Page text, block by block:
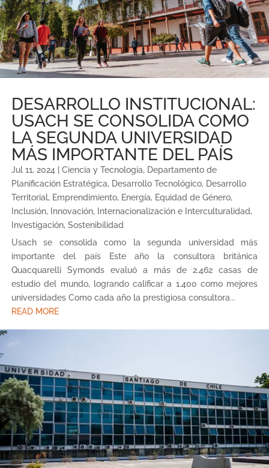
DESARROLLO INSTITUCIONAL:
USACH SE CONSOLIDA COMO
LA SEGUNDA UNIVERSIDAD
MÁS IMPORTANTE DEL PAÍS
Jul 11, 2024 Ciencia y Tecnología, Departamento de
Planificación Estratégica, Desarrollo Tecnológico, Desarrollo
Territorial, Emprendimiento, Energía, Equidad de Género,
Inclusión, Innovación, Internacionalización e Interculturalidad,
Investigación, Sostenibilidad
Usach se consolida como la segunda universidad más
importante del país Este año la consultora británica
Quacquarelli Symonds evaluó a más de 2.462 casas de
estudio del mundo, logrando calificar a 1.400 como mejores
universidades Como cada año la prestigiosa consultora...
READ MORE